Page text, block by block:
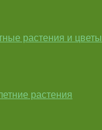
растения и цветы
растения